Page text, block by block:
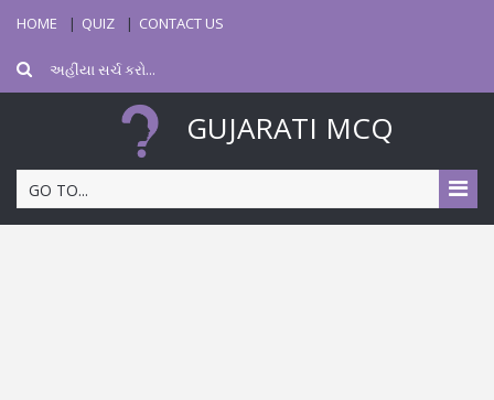
HOME QUIZ CONTACT US
GUJARATI MCQ
GO TO...